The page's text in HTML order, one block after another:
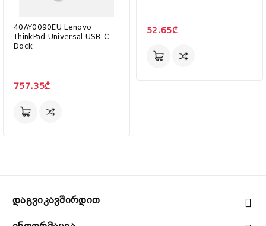
40AY0090EU Lenovo
ThinkPad Universal USB-C
Dock
757.35₾
52.65₾
Დაგვიკავშირდით